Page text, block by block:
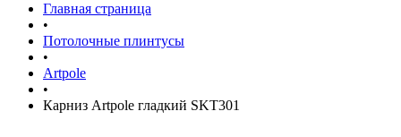
Главная страница
•
Потолочные плинтусы
•
Artpole
•
Карниз Artpole гладкий SKT301